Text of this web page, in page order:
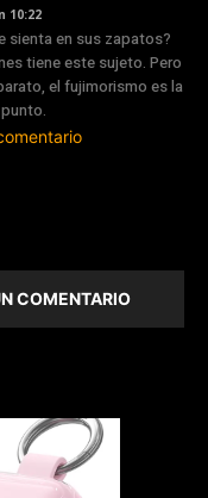
10:22
sienta en sus zapatos?
tiene este sujeto. Pero
el fujimorismo es la
COMENTARIO